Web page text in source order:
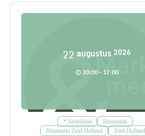
22 augustus 2026
10:00 - 17:00
* Nederland
Ibizamarkt
Ibizamarkt Zuid-Holland
Zuid-Holland